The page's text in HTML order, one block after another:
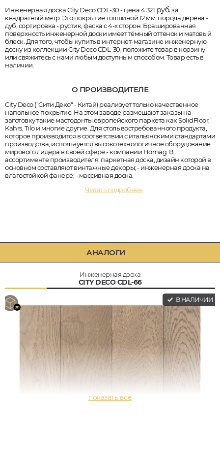
Инженерная доска City Deco CDL-30 - цена 4 321 руб.за
квадратный метр. Это покрытие толщиной 12 мм, порода дерева -
дуб, сортировка - рустик, фаска с 4-х сторон. Брашированная
поверхность инженерной доски имеет тёмный оттенок и матовый
блеск. Для того, чтобы купить в интернет-магазине инженерную
доску из коллекции City Deco CDL-30, положите товар в корзину
или свяжитесь с нами любым доступным способом. Товар есть в
наличии.
О ПРОИЗВОДИТЕЛЕ
City Deco ("Сити Деко" - Китай) реализует только качественное
напольное покрытие. На этом заводе размещают заказы на
заготовку такие мастодонты европейского паркета как SolidFloor,
Kahrs, Tilo и многие другие. Для столь востребованного продукта,
которое производится в соответствии с итальянскими стандартами
производства, используется высокотехнологичное оборудование
мирового лидера в своей сфере - компании Homag. В
ассортименте производителя: паркетная доска, дизайн которой в
основном составляют винтажные декоры; - инженерная доска на
влагостойкой фанере; - массивная доска.
Читать подробнее
АНАЛОГИ
Инженерная доска
CITY DECO CDL-66
В НАЛИЧИИ